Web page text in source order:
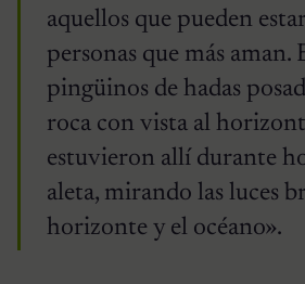
aquellos que pueden
personas que más aman.
pingüinos de hadas
roca con vista al
estuvieron allí durante
aleta, mirando las luces
horizonte y el océano».